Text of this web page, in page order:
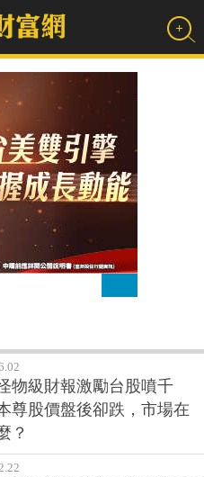
物級財報激勵台股噴千
尊股價盤後卻跌，市場在
？